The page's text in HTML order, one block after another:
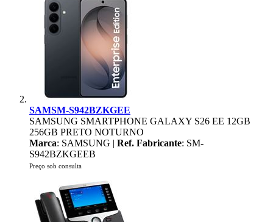
SAMSM-S942BZKGEE
SAMSUNG SMARTPHONE GALAXY S26 EE 12GB
256GB PRETO NOTURNO
Marca: SAMSUNG | Ref. Fabricante: SM-
S942BZKGEEB
Preço sob consulta